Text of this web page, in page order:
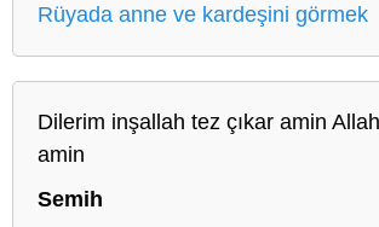
Rüyada anne ve kardeşini görmek
Dilerim inşallah tez çıkar amin
amin
Semih